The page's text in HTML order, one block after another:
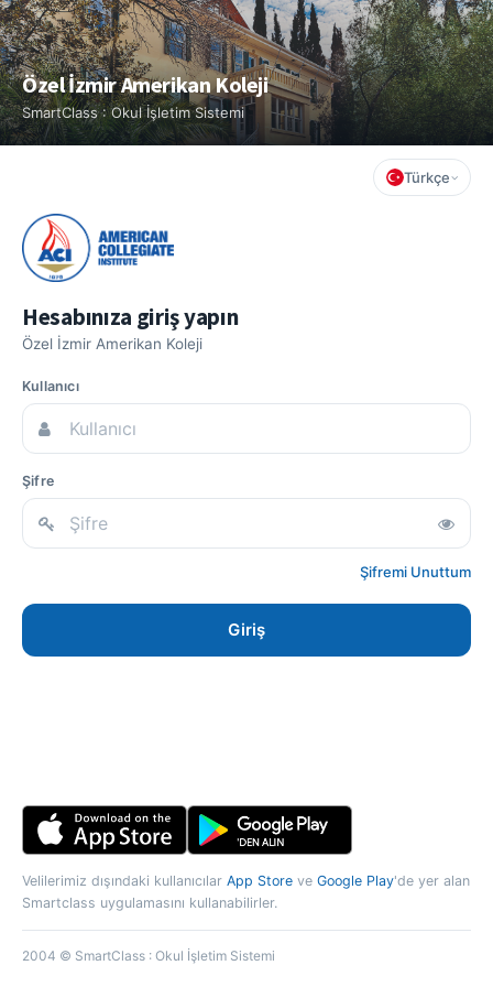
Özel İzmir Amerikan Koleji
SmartClass : Okul İşletim Sistemi
Türkçe
Hesabınıza giriş yapın
Özel İzmir Amerikan Koleji
Kullanıcı
Şifre
Şifremi Unuttum
Giriş
Velilerimiz dışındaki kullanıcılar App Store ve Google Play'de yer alan
Smartclass uygulamasını kullanabilirler.
2004 © SmartClass : Okul İşletim Sistemi